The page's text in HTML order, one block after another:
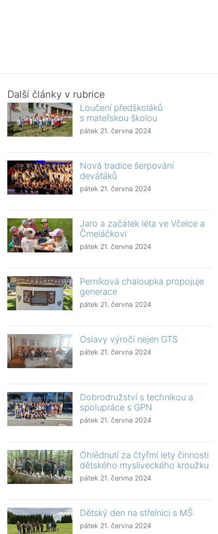
Další články v rubrice
Loučení předškoláků
s mateřskou školou
pátek 21. června 2024
Nová tradice šerpování
deváťáků
pátek 21. června 2024
Jaro a začátek léta ve Včelce a
Čmeláčkovi
pátek 21. června 2024
Perníková chaloupka propojuje
generace
pátek 21. června 2024
Oslavy výročí nejen GTS
pátek 21. června 2024
Dobrodružství s technikou a
spolupráce s GPN
pátek 21. června 2024
Ohlédnutí za čtyřmi lety činnosti
dětského mysliveckého kroužku
pátek 21. června 2024
Dětský den na střelnici s MŠ
pátek 21. června 2024